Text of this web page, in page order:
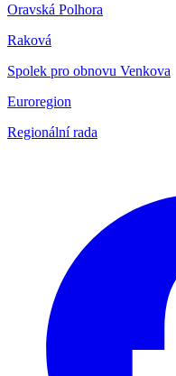
Oravská Polhora
Raková
Spolek pro obnovu Venkova
Euroregion
Regionální rada